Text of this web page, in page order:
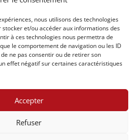
nous utilisons des technologies
stocker et/ou accéder aux informations des
à ces technologies nous permettra de
le comportement de navigation ou les ID
ne pas consentir ou de retirer son
effet négatif sur certaines caractéristiques
Accepter
Refuser